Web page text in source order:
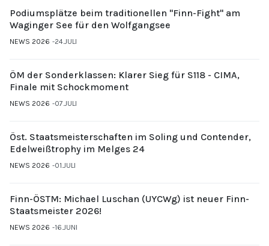
Podiumsplätze beim traditionellen "Finn-Fight" am
Waginger See für den Wolfgangsee
NEWS 2026 24.JULI
ÖM der Sonderklassen: Klarer Sieg für S118 - CIMA,
Finale mit Schockmoment
NEWS 2026 07.JULI
Öst. Staatsmeisterschaften im Soling und Contender,
Edelweißtrophy im Melges 24
NEWS 2026 01.JULI
Finn-ÖSTM: Michael Luschan (UYCWg) ist neuer Finn-
Staatsmeister 2026!
NEWS 2026 16.JUNI